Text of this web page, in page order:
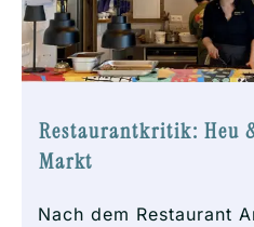
Restaurantkritik: Heu
Markt
Nach dem Restaurant